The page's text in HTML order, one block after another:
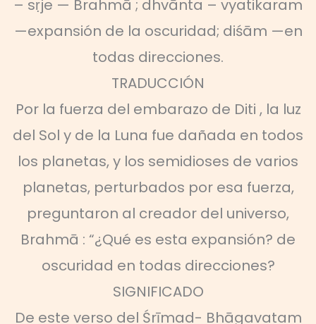
– sṛje — Brahmā ; dhvānta – vyatikaram
—expansión de la oscuridad; diśām —en
todas direcciones.
TRADUCCIÓN
Por la fuerza del embarazo de Diti , la luz
del Sol y de la Luna fue dañada en todos
los planetas, y los semidioses de varios
planetas, perturbados por esa fuerza,
preguntaron al creador del universo,
Brahmā : “¿Qué es esta expansión? de
oscuridad en todas direcciones?
SIGNIFICADO
De este verso del Śrīmad- Bhāgavatam